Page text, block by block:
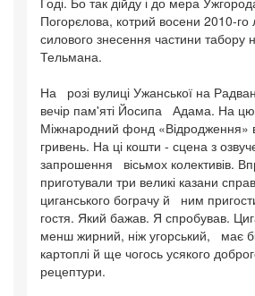
Погорєлова, котрий восени 2010-
силового знесення частини табору
Тельмана.
На розі вулиці Ужанської на
вечір пам'яті Йосипа Адама. На
Міжнародний фонд «Відродження»
гривень. На ці кошти - сцена з
запрошення вісьмох колективів.
приготували три великі казани
циганського бограчу й ним
гостя. Який бажав. Я спробував.
менш жирний, ніж угорський, має
картоплі й ще чогось усякого
рецептури.